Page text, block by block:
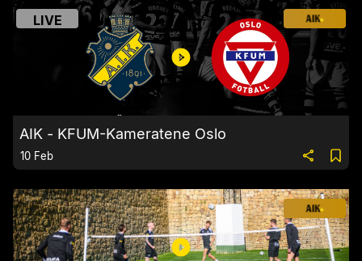
LIVE
AIK - KFUM-Kameratene Oslo
10 Feb